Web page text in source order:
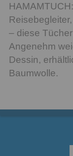
– diese
Angenehm
Dessin,
Baumwolle.